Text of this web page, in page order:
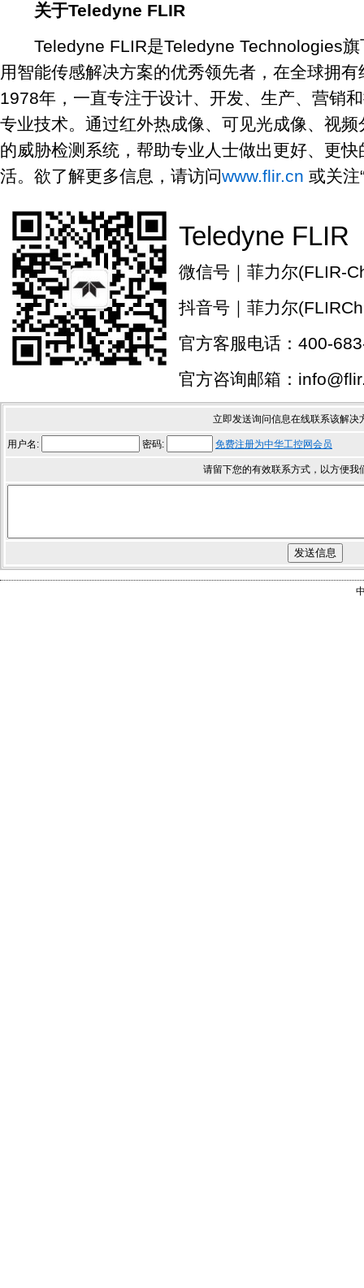
关于Teledyne FLIR
Teledyne FLIR是Teledyne Technologies旗
用智能传感解决方案的优秀领先者，在全球拥
1978年，一直专注于设计、开发、生产、营销
专业技术。通过红外热成像、可见光成像、视
的威胁检测系统，帮助专业人士做出更好、更
活。欲了解更多信息，请访问www.flir.cn 或关注
Teledyne FLIR
微信号｜菲力尔(FLIR-
抖音号｜菲力尔
官方客服电话：400-
官方咨询邮箱：
立即发送询问信息在线联系该解决
用户名: 密码: 免费注册为中华工控网会员
请留下您的有效联系方式，以方便我